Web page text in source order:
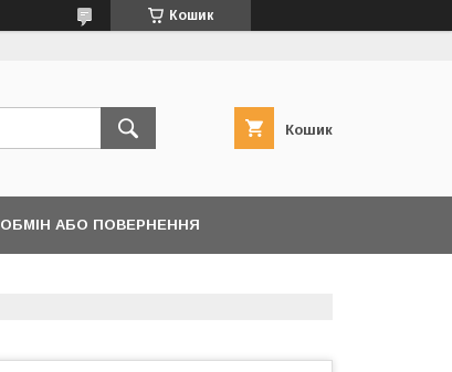
Кошик
Кошик
ОБМІН АБО ПОВЕРНЕННЯ